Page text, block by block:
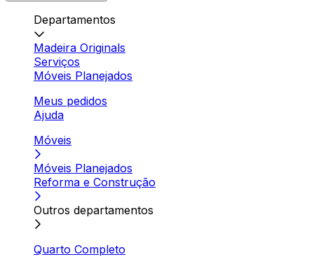
Departamentos
Madeira Originals
Serviços
Móveis Planejados
Meus pedidos
Ajuda
Móveis
Móveis Planejados
Reforma e Construção
Outros departamentos
Quarto Completo